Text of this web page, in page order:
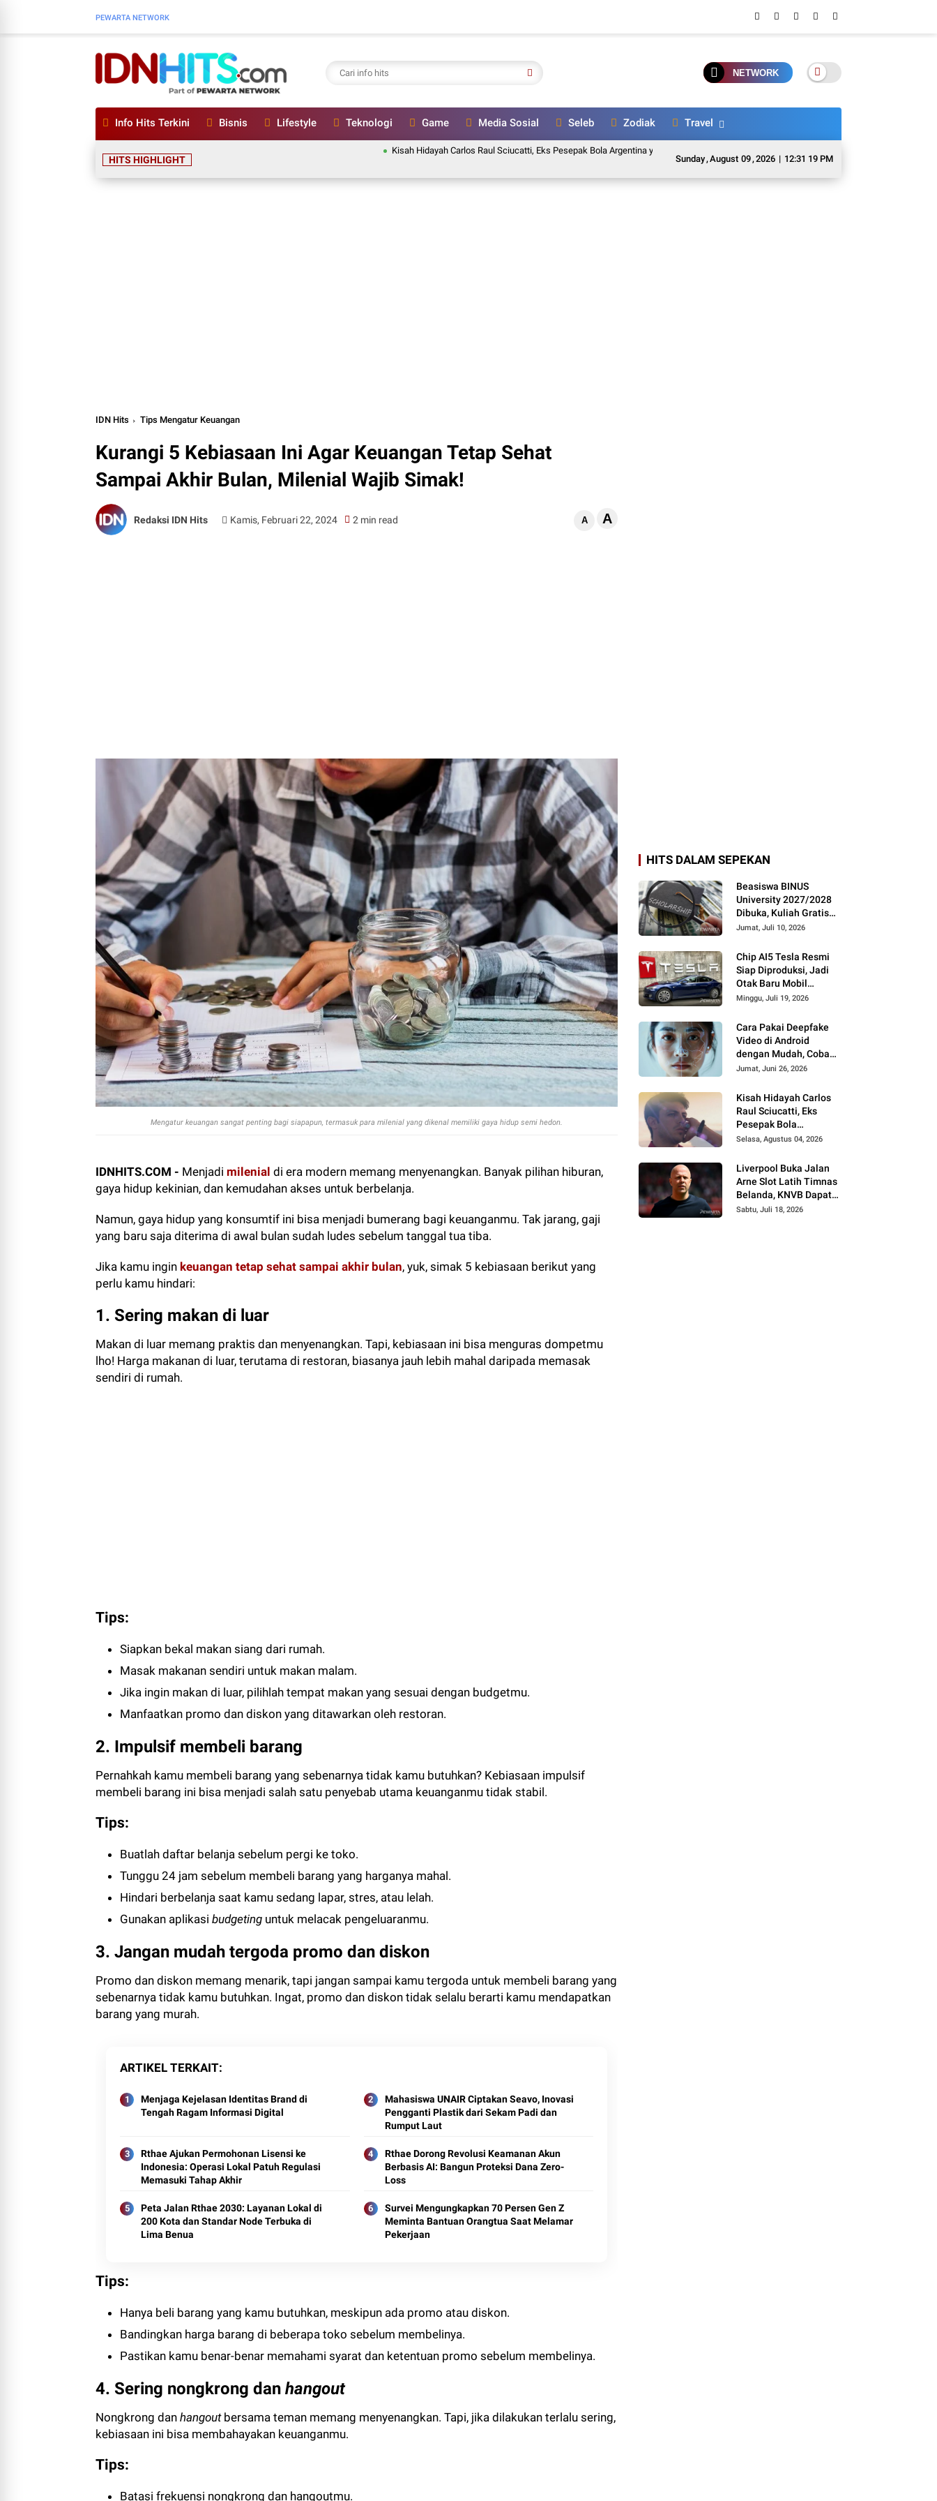
PEWARTA NETWORK
NETWORK
Info Hits Terkini Bisnis Lifestyle Teknologi Game Media Sosial Seleb Zodiak Travel
Sunday,August 09,2026 | 12:31 20 PM
HITS HIGHLIGHT
Kisah Hidayah Carlos Raul Sciucatti, Eks Pesepak Bola Argentina yang Pernah Mondok di Ponpes Kalimantan
IDN Hits Tips Mengatur Keuangan
Kurangi 5 Kebiasaan Ini Agar Keuangan Tetap Sehat
Sampai Akhir Bulan, Milenial Wajib Simak!
Redaksi IDN Hits Kamis, Februari 22, 2024 2 min read A A
Mengatur keuangan sangat penting bagi siapapun, termasuk para milenial yang dikenal memiliki gaya hidup semi hedon.
IDNHITS.COM - Menjadi milenial di era modern memang menyenangkan. Banyak pilihan hiburan,
gaya hidup kekinian, dan kemudahan akses untuk berbelanja.
Namun, gaya hidup yang konsumtif ini bisa menjadi bumerang bagi keuanganmu. Tak jarang, gaji
yang baru saja diterima di awal bulan sudah ludes sebelum tanggal tua tiba.
Jika kamu ingin keuangan tetap sehat sampai akhir bulan, yuk, simak 5 kebiasaan berikut yang
perlu kamu hindari:
1. Sering makan di luar
Makan di luar memang praktis dan menyenangkan. Tapi, kebiasaan ini bisa menguras dompetmu
lho! Harga makanan di luar, terutama di restoran, biasanya jauh lebih mahal daripada memasak
sendiri di rumah.
Tips:
Siapkan bekal makan siang dari rumah.
Masak makanan sendiri untuk makan malam.
Jika ingin makan di luar, pilihlah tempat makan yang sesuai dengan budgetmu.
Manfaatkan promo dan diskon yang ditawarkan oleh restoran.
2. Impulsif membeli barang
Pernahkah kamu membeli barang yang sebenarnya tidak kamu butuhkan? Kebiasaan impulsif
membeli barang ini bisa menjadi salah satu penyebab utama keuanganmu tidak stabil.
Tips:
Buatlah daftar belanja sebelum pergi ke toko.
Tunggu 24 jam sebelum membeli barang yang harganya mahal.
Hindari berbelanja saat kamu sedang lapar, stres, atau lelah.
Gunakan aplikasi budgeting untuk melacak pengeluaranmu.
3. Jangan mudah tergoda promo dan diskon
Promo dan diskon memang menarik, tapi jangan sampai kamu tergoda untuk membeli barang yang
sebenarnya tidak kamu butuhkan. Ingat, promo dan diskon tidak selalu berarti kamu mendapatkan
barang yang murah.
ARTIKEL TERKAIT
Menjaga Kejelasan Identitas Brand di
Tengah Ragam Informasi Digital
Mahasiswa UNAIR Ciptakan Seavo, Inovasi
Pengganti Plastik dari Sekam Padi dan
Rumput Laut
Rthae Ajukan Permohonan Lisensi ke
Indonesia: Operasi Lokal Patuh Regulasi
Memasuki Tahap Akhir
Rthae Dorong Revolusi Keamanan Akun
Berbasis AI: Bangun Proteksi Dana Zero-
Loss
Peta Jalan Rthae 2030: Layanan Lokal di
200 Kota dan Standar Node Terbuka di
Lima Benua
Survei Mengungkapkan 70 Persen Gen Z
Meminta Bantuan Orangtua Saat Melamar
Pekerjaan
Tips:
Hanya beli barang yang kamu butuhkan, meskipun ada promo atau diskon.
Bandingkan harga barang di beberapa toko sebelum membelinya.
Pastikan kamu benar-benar memahami syarat dan ketentuan promo sebelum membelinya.
4. Sering nongkrong dan hangout
Nongkrong dan hangoutbersama teman memang menyenangkan. Tapi, jika dilakukan terlalu sering,
kebiasaan ini bisa membahayakan keuanganmu.
Tips:
Batasi frekuensi nongkrong dan hangoutmu.
HITS DALAM SEPEKAN
Beasiswa BINUS
University 2027/2028
Dibuka, Kuliah Gratis
hingga 100 Persen
Berprestasi
Jumat, Juli 10, 2026
Chip AI5 Tesla Resmi
Siap Diproduksi, Jadi
Otak Baru Mobil
Swakemudi
Minggu, Juli 19, 2026
Cara Pakai Deepfake
Video di Android
dengan Mudah, Coba
Buat Konten Kreatif AI
Jumat, Juni 26, 2026
Kisah Hidayah Carlos
Raul Sciucatti, Eks
Pesepak Bola
Argentina yang Pernah
Kalimantan
Selasa, Agustus 04, 2026
Liverpool Buka Jalan
Arne Slot Latih Timnas
Belanda, KNVB Dapat
Kabar Baik
Sabtu, Juli 18, 2026